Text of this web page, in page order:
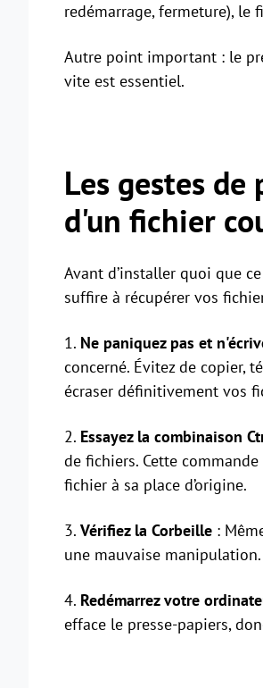
redémarrage, fermeture), le
Autre point important : le
vite est essentiel.
Les gestes
d'un fichier
Avant d’installer quoi que
suffire à récupérer vos
1. Ne paniquez pas et
concerné. Évitez de copier,
écraser définitivement vos
2. Essayez la combinaison
de fichiers. Cette
fichier à sa place d’origine.
3. Vérifiez la Corbeille :
une mauvaise
4. Redémarrez votre
efface le presse-papiers,